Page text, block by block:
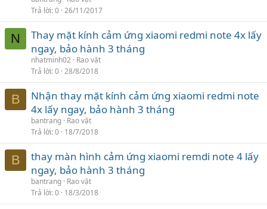
Trả lời 0 26/11/2017
N
Thay mặt kính cảm ứng xiaomi redmi note 4x lấy
ngay, bảo hành 3 tháng
nhatminh02 Rao vặt
Trả lời 0 28/8/2018
B
Nhận thay mặt kính cảm ứng xiaomi redmi note
4x lấy ngay, bảo hành 3 tháng
bantrang Rao vặt
Trả lời 0 18/7/2018
B
thay màn hình cảm ứng xiaomi remdi note 4 lấy
ngay, bảo hành 3 tháng
bantrang Rao vặt
Trả lời 0 18/3/2018